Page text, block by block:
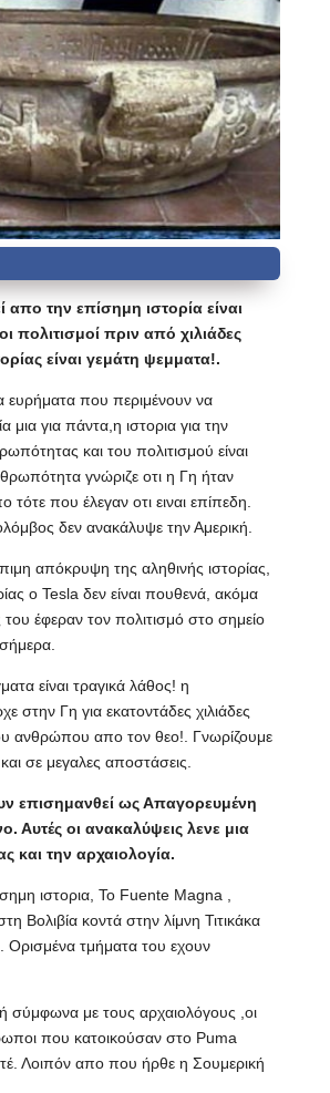
την επίσημη ιστορία είναι
πολιτισμοί πριν από χιλιάδες
είναι γεμάτη ψεμματα!.
ευρήματα που περιμένουν να
μια για πάντα,η ιστορια για την
και του πολιτισμού είναι
γνώριζε οτι η Γη ήταν
που έλεγαν οτι ειναι επίπεδη.
δεν ανακάλυψε την Αμερική.
απόκρυψη της αληθινής ιστορίας,
ο Tesla δεν είναι πουθενά, ακόμα
του έφεραν τον πολιτισμό στο σημείο
είναι τραγικά λάθος! η
στην Γη για εκατοντάδες χιλιάδες
ανθρώπου απο τον θεο!. Γνωρίζουμε
σε μεγαλες αποστάσεις.
επισημανθεί ως Απαγορευμένη
Αυτές οι ανακαλύψεις λενε μια
και την αρχαιολογία.
ιστορια, Το Fuente Magna ,
Βολιβία κοντά στην λίμνη Τιτικάκα
Ορισμένα τμήματα του εχουν
σύμφωνα με τους αρχαιολόγους ,οι
που κατοικούσαν στο Puma
Λοιπόν απο που ήρθε η Σουμερική